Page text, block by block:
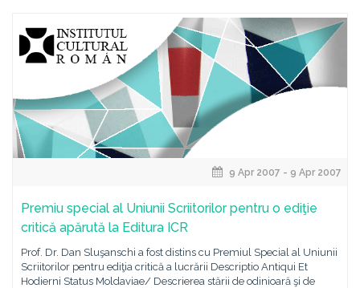
9 Apr 2007 - 9 Apr 2007
Premiu special al Uniunii Scriitorilor pentru o ediţie
critică apărută la Editura ICR
Prof. Dr. Dan Sluşanschi a fost distins cu Premiul Special al Uniunii
Scriitorilor pentru ediţia critică a lucrării Descriptio Antiqui Et
Hodierni Status Moldaviae/ Descrierea stării de odinioară şi de